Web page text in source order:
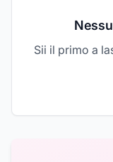
Sii il primo a